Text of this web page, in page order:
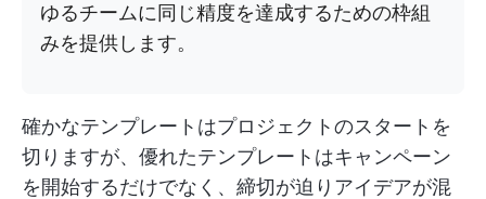
ゆるチームに同じ精度を達成するための枠組
みを提供します。
確かなテンプレートはプロジェクトのスタートを
切りますが、優れたテンプレートはキャンペーン
を開始するだけでなく、締切が迫りアイデアが混